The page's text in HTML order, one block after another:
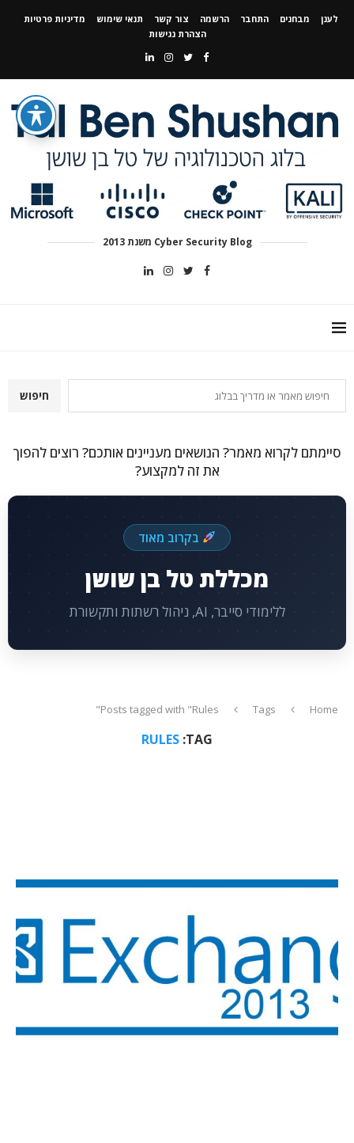
לענן מבחנים התחבר הרשמה צור קשר תנאי שימוש
מדיניות פרטיות
הצהרת נגישות
Cyber Security Blog משנת 2013
חיפוש
סיימתם לקרוא מאמר? הנושאים מעניינים אותכם? רוצים להפוך
את זה למקצוע?
בקרוב מאוד
מכללת טל בן שושן
ללימודי סייבר, AI, ניהול רשתות ותקשורת
Home
Tags
Posts tagged with "Rules"
TAG:
RULES